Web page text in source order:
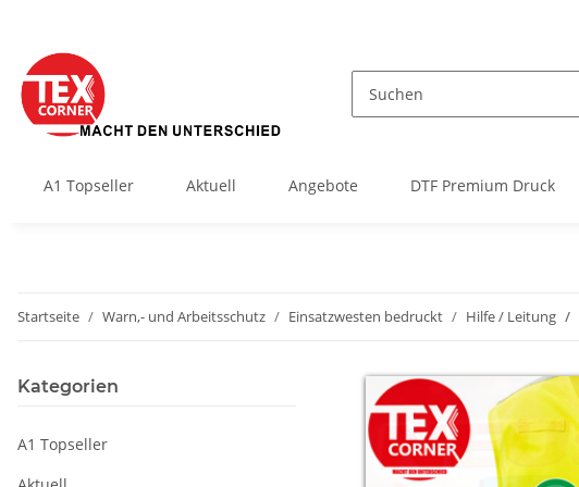
A1 Topseller Aktuell Angebote DTF Premium Druck
Startseite Warn,- und Arbeitsschutz Einsatzwesten bedruckt Hilfe / Leitung
Kategorien
A1 Topseller